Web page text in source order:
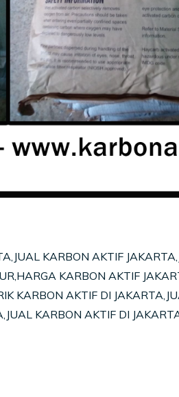
KARBON AKTIF
KARBON AKTIF
KARBON AKTIF DI
KARBON AKTIF DI